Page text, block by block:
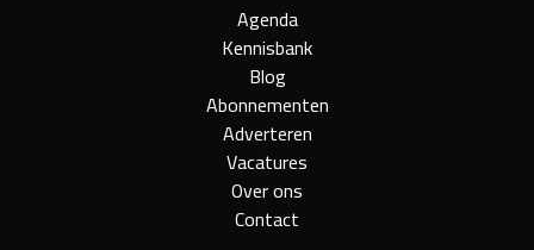
Agenda
Kennisbank
Blog
Abonnementen
Adverteren
Vacatures
Over ons
Contact